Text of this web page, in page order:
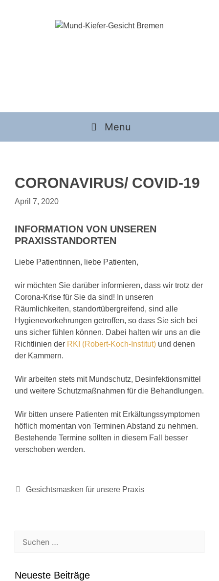
Menu
CORONAVIRUS/ COVID-19
April 7, 2020
INFORMATION VON UNSEREN
PRAXISSTANDORTEN
Liebe Patientinnen, liebe Patienten,
wir möchten Sie darüber informieren, dass wir trotz der
Corona-Krise für Sie da sind! In unseren
Räumlichkeiten, standortübergreifend, sind alle
Hygienevorkehrungen getroffen, so dass Sie sich bei
uns sicher fühlen können. Dabei halten wir uns an die
Richtlinien der RKI (Robert-Koch-Institut) und denen
der Kammern.
Wir arbeiten stets mit Mundschutz, Desinfektionsmittel
und weitere Schutzmaßnahmen für die Behandlungen.
Wir bitten unsere Patienten mit Erkältungssymptomen
höflich momentan von Terminen Abstand zu nehmen.
Bestehende Termine sollten in diesem Fall besser
verschoben werden.
Gesichtsmasken für unsere Praxis
Neueste Beiträge